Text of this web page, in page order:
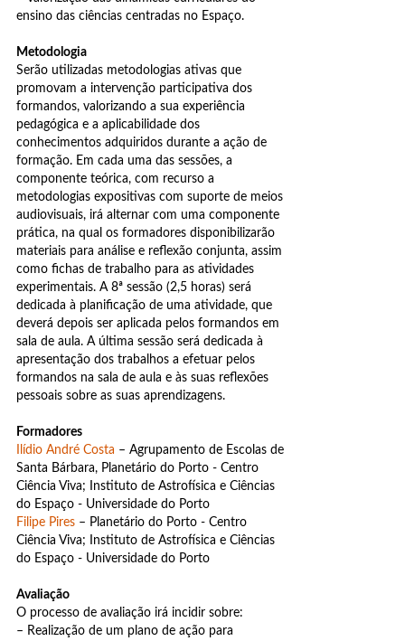
ensino das ciências centradas no Espaço.
Metodologia
Serão utilizadas metodologias ativas que
promovam a intervenção participativa dos
formandos, valorizando a sua experiência
pedagógica e a aplicabilidade dos
conhecimentos adquiridos durante a ação de
formação. Em cada uma das sessões, a
componente teórica, com recurso a
metodologias expositivas com suporte de meios
audiovisuais, irá alternar com uma componente
prática, na qual os formadores disponibilizarão
materiais para análise e reflexão conjunta, assim
como fichas de trabalho para as atividades
experimentais. A 8ª sessão (2,5 horas) será
dedicada à planificação de uma atividade, que
deverá depois ser aplicada pelos formandos em
sala de aula. A última sessão será dedicada à
apresentação dos trabalhos a efetuar pelos
formandos na sala de aula e às suas reflexões
pessoais sobre as suas aprendizagens.
Formadores
Ilídio André Costa – Agrupamento de Escolas de
Santa Bárbara, Planetário do Porto - Centro
Ciência Viva; Instituto de Astrofísica e Ciências
do Espaço - Universidade do Porto
Filipe Pires – Planetário do Porto - Centro
Ciência Viva; Instituto de Astrofísica e Ciências
do Espaço - Universidade do Porto
Avaliação
O processo de avaliação irá incidir sobre:
– Realização de um plano de ação para